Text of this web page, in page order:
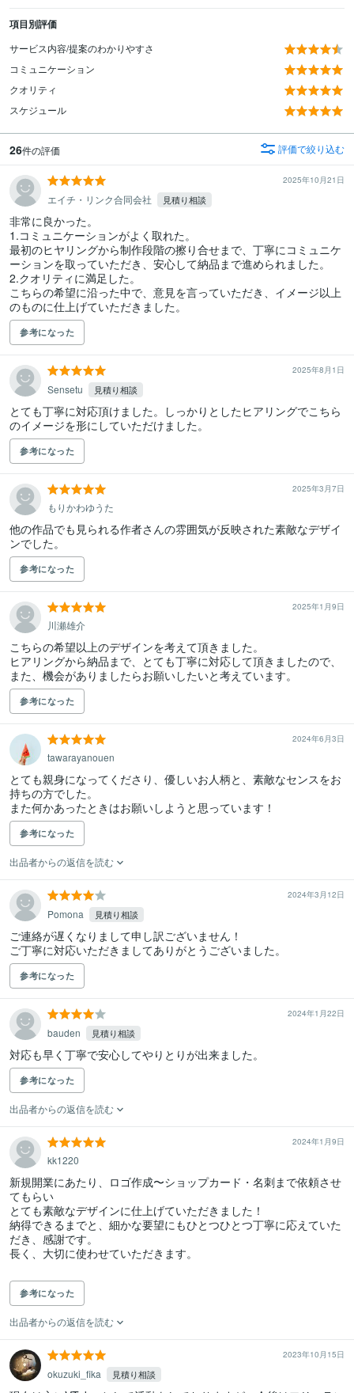
項目別評価
サービス内容/提案のわかりやすさ
コミュニケーション
クオリティ
スケジュール
26件の評価 評価で絞り込む
2025年10月21日
エイチ・リンク合同会社 見積り相談
非常に良かった。
1.コミュニケーションがよく取れた。
最初のヒヤリングから制作段階の擦り合せまで、丁寧にコミュニケ
ーションを取っていただき、安心して納品まで進められました。
2.クオリティに満足した。
こちらの希望に沿った中で、意見を言っていただき、イメージ以上
のものに仕上げていただきました。
参考になった
2025年8月1日
Sensetu 見積り相談
とても丁寧に対応頂けました。しっかりとしたヒアリングでこちら
のイメージを形にしていただけました。
参考になった
2025年3月7日
もりかわゆうた
他の作品でも見られる作者さんの雰囲気が反映された素敵なデザイ
ンでした。
参考になった
2025年1月9日
川瀬雄介
こちらの希望以上のデザインを考えて頂きました。
ヒアリングから納品まで、とても丁寧に対応して頂きましたので、
また、機会がありましたらお願いしたいと考えています。
参考になった
2024年6月3日
tawarayanouen
とても親身になってくださり、優しいお人柄と、素敵なセンスをお
持ちの方でした。
また何かあったときはお願いしようと思っています！
参考になった
出品者からの返信を読む
2024年3月12日
Pomona 見積り相談
ご連絡が遅くなりまして申し訳ございません！
ご丁寧に対応いただきましてありがとうございました。
参考になった
2024年1月22日
bauden 見積り相談
対応も早く丁寧で安心してやりとりが出来ました。
参考になった
出品者からの返信を読む
2024年1月9日
kk1220
新規開業にあたり、ロゴ作成〜ショップカード・名刺まで依頼させ
てもらい
とても素敵なデザインに仕上げていただきました！
納得できるまでと、細かな要望にもひとつひとつ丁寧に応えていた
だき、感謝です。
長く、大切に使わせていただきます。
参考になった
出品者からの返信を読む
2023年10月15日
okuzuki_fika 見積り相談